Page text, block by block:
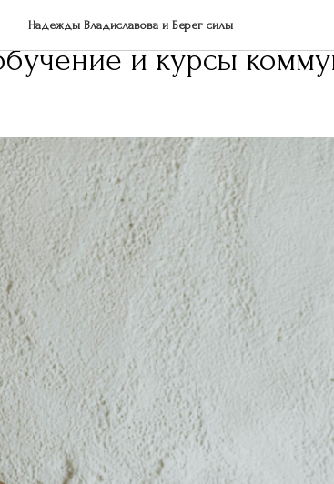
Надежды Владиславова и Берег силы
и внутренние
и курсы